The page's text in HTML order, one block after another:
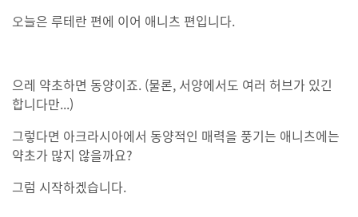
오늘은 루테란 편에 이어 애니츠 편입니다.
으레 약초하면 동양이죠. (물론, 서양에서도 여러 허브가 있긴
합니다만...)
그렇다면 아크라시아에서 동양적인 매력을 풍기는 애니츠에는
약초가 많지 않을까요?
그럼 시작하겠습니다.